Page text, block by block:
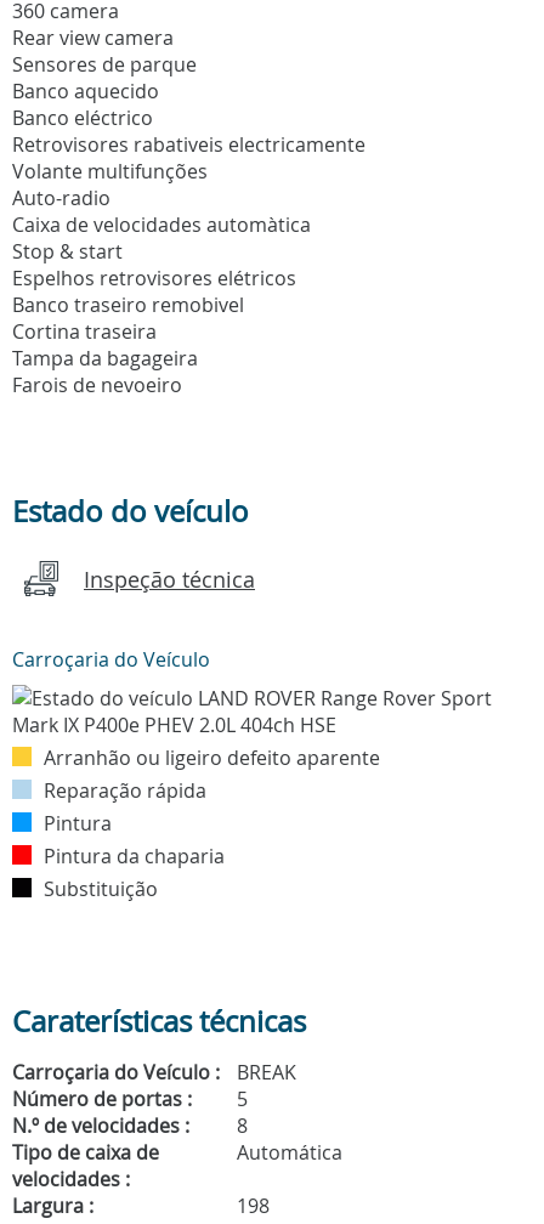
360 camera
Rear view camera
Sensores de parque
Banco aquecido
Banco eléctrico
Retrovisores rabativeis electricamente
Volante multifunções
Auto-radio
Caixa de velocidades automàtica
Stop & start
Espelhos retrovisores elétricos
Banco traseiro remobivel
Cortina traseira
Tampa da bagageira
Farois de nevoeiro
Estado do veículo
Inspeção técnica
Carroçaria do Veículo
Arranhão ou ligeiro defeito aparente
Reparação rápida
Pintura
Pintura da chaparia
Substituição
Caraterísticas técnicas
Carroçaria do Veículo :
BREAK
Número de portas :
5
N.º de velocidades :
8
Tipo de caixa de
velocidades :
Automática
Largura :
198